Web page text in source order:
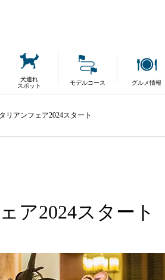
犬連れ
スポット
モデルコース グルメ情報
リアンフェア2024スタート
ア2024スタート